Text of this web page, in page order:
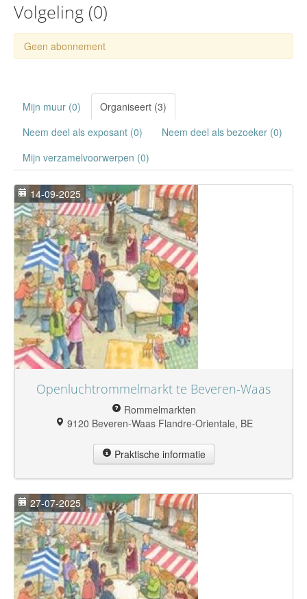
Volgeling (0)
Geen abonnement
Mijn muur (0)
Organiseert (3)
Neem deel als exposant (0)
Neem deel als bezoeker (0)
Mijn verzamelvoorwerpen (0)
14-09-2025
Openluchtrommelmarkt te Beveren-Waas
Rommelmarkten
9120 Beveren-Waas Flandre-Orientale, BE
Praktische informatie
27-07-2025